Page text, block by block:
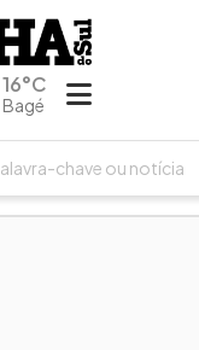
16°C
Bagé